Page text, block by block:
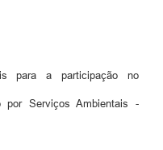
para a participação no
por Serviços Ambientais -